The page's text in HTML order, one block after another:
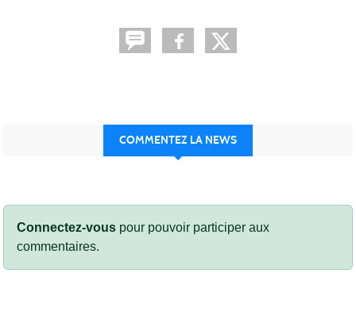
COMMENTEZ LA NEWS
Connectez-vous pour pouvoir participer aux
commentaires.